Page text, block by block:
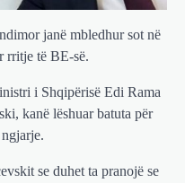
janë mbledhur sot në
rritje të BE-së.
i Shqipërisë Edi Rama
kanë lëshuar batuta për
se duhet ta pranojë se